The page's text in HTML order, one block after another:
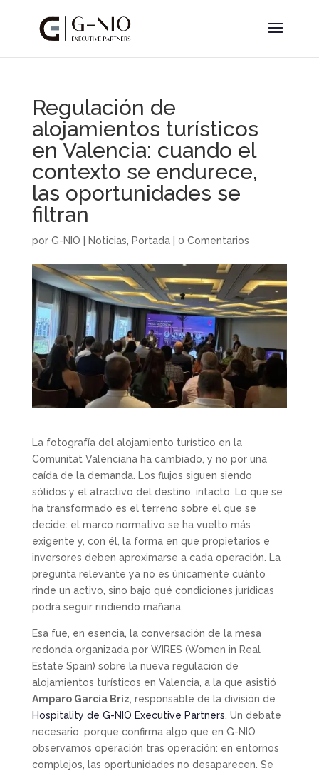
Regulación de
alojamientos turísticos
en Valencia: cuando el
contexto se endurece,
las oportunidades se
filtran
por G-NIO Noticias Portada| 0 Comentarios
La fotografía del alojamiento turístico en la
Comunitat Valenciana ha cambiado, y no por una
caída de la demanda. Los flujos siguen siendo
sólidos y el atractivo del destino, intacto. Lo que se
ha transformado es el terreno sobre el que se
decide: el marco normativo se ha vuelto más
exigente y, con él, la forma en que propietarios e
inversores deben aproximarse a cada operación. La
pregunta relevante ya no es únicamente cuánto
rinde un activo, sino bajo qué condiciones jurídicas
podrá seguir rindiendo mañana.
Esa fue, en esencia, la conversación de la mesa
redonda organizada por WIRES (Women in Real
Estate Spain) sobre la nueva regulación de
alojamientos turísticos en Valencia, a la que asistió
Amparo García Briz , responsable de la división de
Hospitality de G-NIO Executive Partners . Un debate
necesario, porque confirma algo que en G-NIO
observamos operación tras operación: en entornos
complejos, las oportunidades no desaparecen. Se